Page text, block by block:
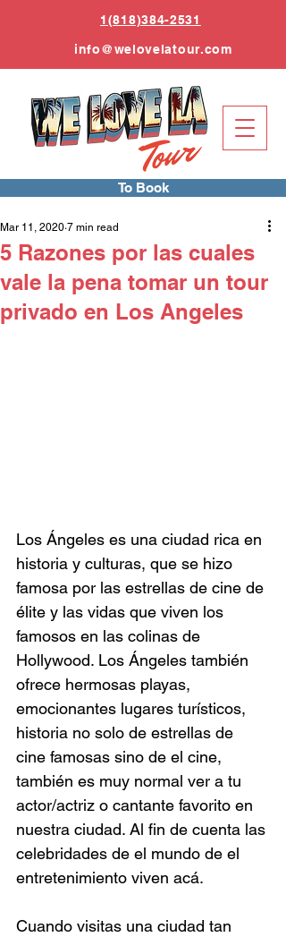
1(818)384-2531
info@welovelatour.com
To Book
5 Razones por las cuales
vale la pena tomar un tour
privado en Los Angeles
Mar 11, 2020 7 min read
Los Ángeles es una ciudad rica en
historia y culturas, que se hizo
famosa por las estrellas de cine de
élite y las vidas que viven los
famosos en las colinas de
Hollywood. Los Ángeles también
ofrece hermosas playas,
emocionantes lugares turísticos,
historia no solo de estrellas de
cine famosas sino de el cine,
también es muy normal ver a tu
actor/actriz o cantante favorito en
nuestra ciudad. Al fin de cuenta las
celebridades de el mundo de el
entretenimiento viven acá.
Cuando visitas una ciudad tan